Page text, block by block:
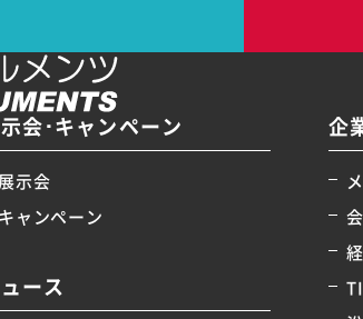
会･キャンペーン
展示会
キャンペーン
ース
企